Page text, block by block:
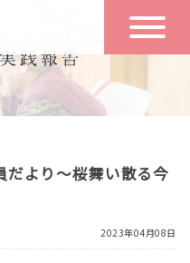
一日の流れ
空き状況
より～桜舞い散る今
2023年04月08日